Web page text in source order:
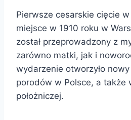
Pierwsze cesarskie cięcie w
miejsce w 1910 roku w
został przeprowadzony z
zarówno matki, jak i
wydarzenie otworzyło
porodów w Polsce, a także
położniczej.